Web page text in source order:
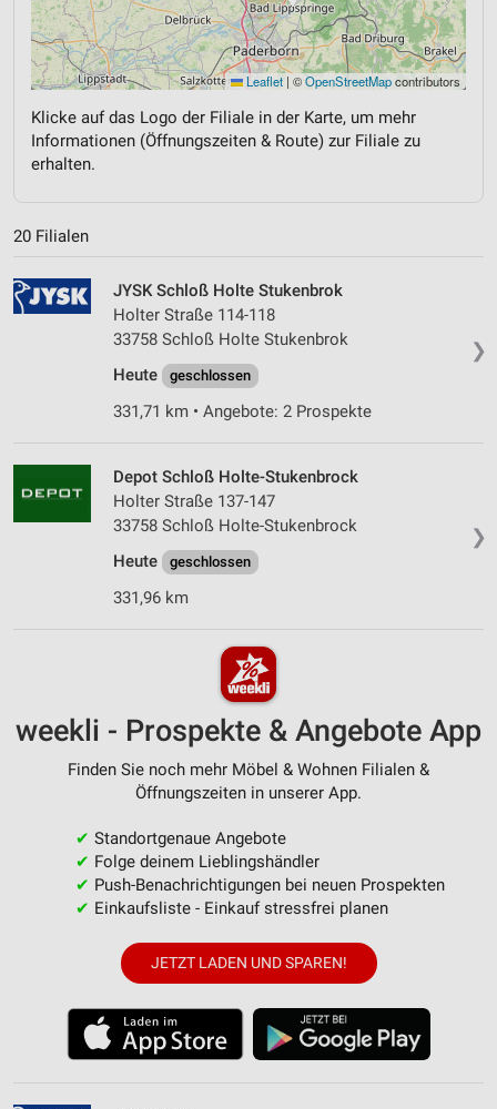
Leaflet | ©OpenStreetMapcontributors
Klicke auf das Logo der Filiale in der Karte, um mehr
Informationen (Öffnungszeiten & Route) zur Filiale zu
erhalten.
20 Filialen
❯
JYSK Schloß Holte Stukenbrok
Holter Straße 114-118
33758 Schloß Holte Stukenbrok
Heute
geschlossen
331,71 km • Angebote: 2 Prospekte
❯
Depot Schloß Holte-Stukenbrock
Holter Straße 137-147
33758 Schloß Holte-Stukenbrock
Heute
geschlossen
331,96 km
weekli - Prospekte & Angebote App
Finden Sie noch mehr Möbel & Wohnen Filialen &
Öffnungszeiten in unserer App.
✔ Standortgenaue Angebote
✔ Folge deinem Lieblingshändler
✔ Push-Benachrichtigungen bei neuen Prospekten
✔ Einkaufsliste - Einkauf stressfrei planen
JETZT LADEN UND SPAREN!